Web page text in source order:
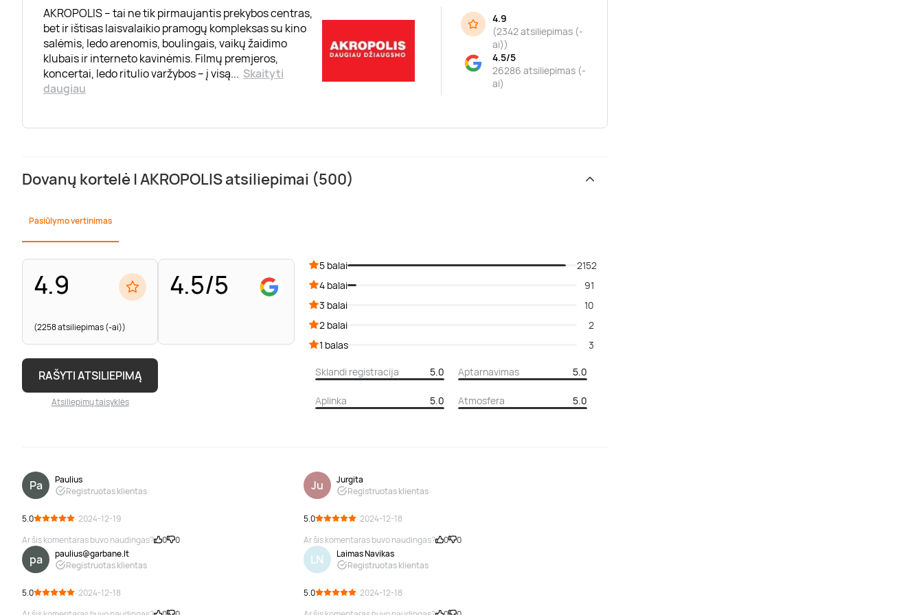
AKROPOLIS – tai ne tik pirmaujantis prekybos centras,
bet ir ištisas laisvalaikio pramogų kompleksas su kino
salėmis, ledo arenomis, boulingais, vaikų žaidimo
klubais ir interneto kavinėmis. Filmų premjeros,
koncertai, ledo ritulio varžybos – į visą... Skaityti
daugiau
4.9
(2342 atsiliepimas (-
ai))
4.5/5
26286 atsiliepimas (-
ai)
Dovanų kortelė | AKROPOLIS atsiliepimai (500)
Pasiūlymo vertinimas
4.9
(2258 atsiliepimas (-ai))
4.5/5
RAŠYTI ATSILIEPIMĄ
Atsiliepimų taisyklės
5 balai
2152
4 balai
91
3 balai
10
2 balai
2
1 balas
3
Sklandi registracija 5.0 Aptarnavimas 5.0
Aplinka 5.0 Atmosfera 5.0
Pa
Paulius
Registruotas klientas
5.0
· 2024-12-19
Ar šis komentaras buvo naudingas?
0 0
Ju
Jurgita
Registruotas klientas
5.0
· 2024-12-18
Ar šis komentaras buvo naudingas?
0 0
pa
paulius@garbane.lt
Registruotas klientas
5.0
· 2024-12-18
LN
Laimas Navikas
Registruotas klientas
5.0
· 2024-12-18